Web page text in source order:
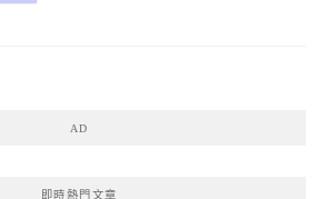
AD
即時熱門文章